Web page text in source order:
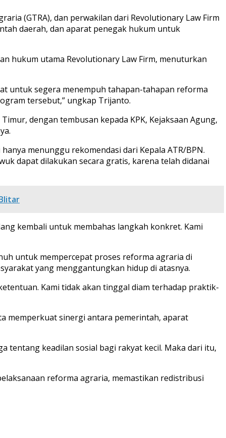
(GTRA), dan perwakilan dari Revolutionary Law Firm
daerah, dan aparat penegak hukum untuk
hukum utama Revolutionary Law Firm, menuturkan
untuk segera menempuh tahapan-tahapan reforma
tersebut,” ungkap Trijanto.
dengan tembusan kepada KPK, Kejaksaan Agung,
menunggu rekomendasi dari Kepala ATR/BPN.
dapat dilakukan secara gratis, karena telah didanai
kembali untuk membahas langkah konkret. Kami
untuk mempercepat proses reforma agraria di
yang menggantungkan hidup di atasnya.
Kami tidak akan tinggal diam terhadap praktik-
memperkuat sinergi antara pemerintah, aparat
tentang keadilan sosial bagi rakyat kecil. Maka dari itu,
reforma agraria, memastikan redistribusi